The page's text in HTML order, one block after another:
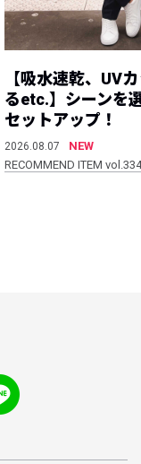
【吸水速乾、UV
るetc.】シーンを
セットアップ！
2026.08.07
NEW
RECOMMEND ITEM vol.334